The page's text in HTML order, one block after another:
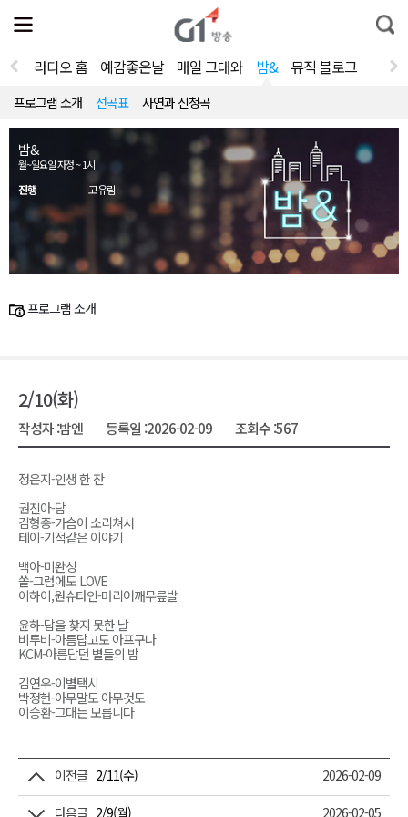
전
체
뉴
열
통
합
라디오 홈 예감좋은날 매일 그대와 밤& 뮤직 블로그
프로그램 소개 선곡표 사연과 신청곡
밤&
월~일요일 자정 ~ 1시
진행 고유림
프로그램 소개
2/10(화)
작성자 :밤엔 등록일 :2026-02-09 조회수 :567
정은지-인생 한 잔
권진아-담
김형중-가슴이 소리쳐서
테이-기적같은 이야기
백아-미완성
쏠-그럼에도 LOVE
이하이,원슈타인-머리어깨무릎발
윤하-답을 찾지 못한 날
비투비-아름답고도 아프구나
KCM-아름답던 별들의 밤
김연우-이별택시
박정현-아무말도 아무것도
이승환-그대는 모릅니다
이전글 2/11(수) 2026-02-09
다음글 2/9(월) 2026-02-05